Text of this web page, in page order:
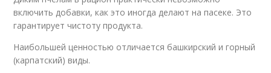
включить добавки, как это иногда делают на пасеке. Это
гарантирует чистоту продукта.
Наибольшей ценностью отличается башкирский и горный
(карпатский) виды.